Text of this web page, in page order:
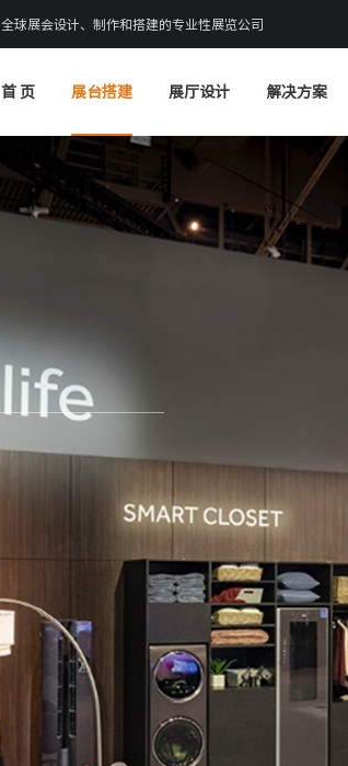
全球展会设计、制作和搭建的专业性展览公司
首 页 展台搭建 展厅设计 解决方案